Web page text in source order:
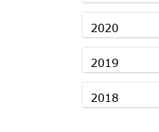
2020
2019
2018